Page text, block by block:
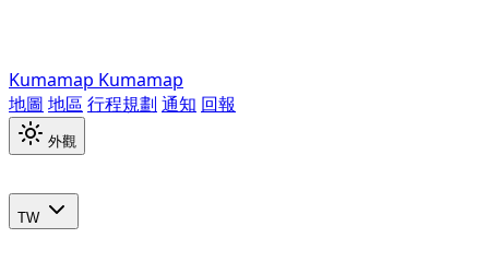
Kumamap Kumamap
地圖 地區 行程規劃 通知 回報
外觀
TW